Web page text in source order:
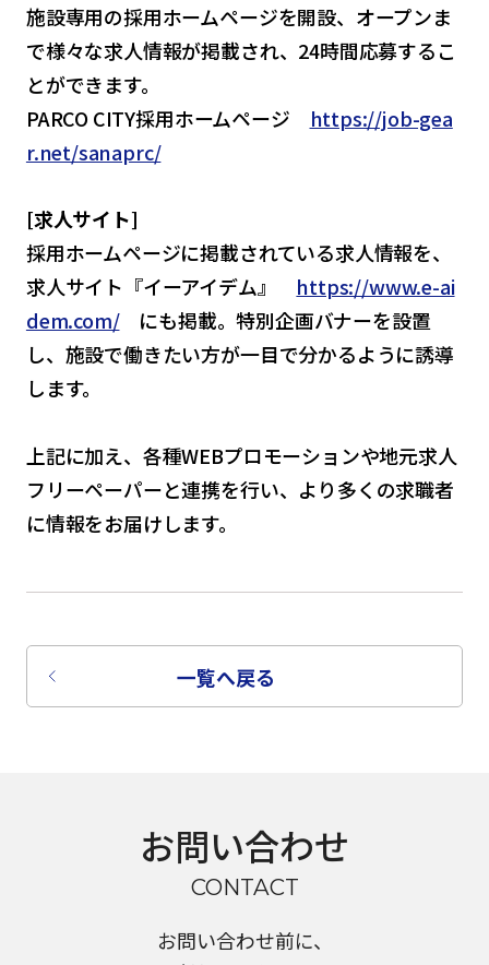
施設専用の採用ホームページを開設、オープンま
で様々な求人情報が掲載され、24時間応募するこ
とができます。
PARCO CITY採用ホームページ https://job-gea
r.net/sanaprc/
[求人サイト]
採用ホームページに掲載されている求人情報を、
求人サイト『イーアイデム』 https://www.e-ai
dem.com/にも掲載。特別企画バナーを設置
し、施設で働きたい方が一目で分かるように誘導
します。
上記に加え、各種WEBプロモーションや地元求人
フリーペーパーと連携を行い、より多くの求職者
に情報をお届けします。
一覧へ戻る
お問い合わせ
CONTACT
お問い合わせ前に、